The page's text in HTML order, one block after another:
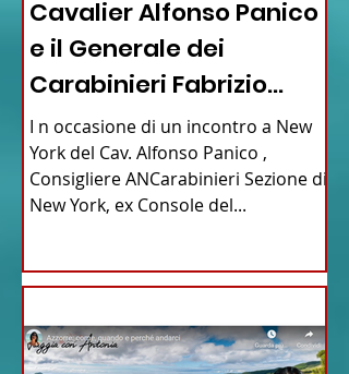
Cavalier Alfonso Panico
e il Generale dei
Carabinieri Fabrizio
Parrulli
I n occasione di un incontro a New
York del Cav. Alfonso Panico ,
Consigliere ANCarabinieri Sezione di
New York, ex Console del...